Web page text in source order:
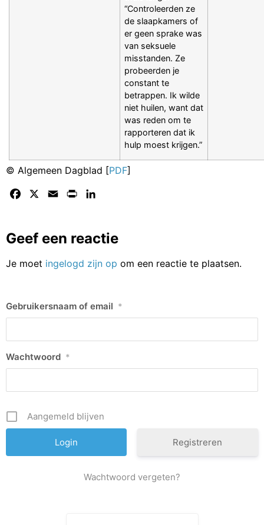
“Controleerden ze
de slaapkamers of
er geen sprake was
van seksuele
misstanden. Ze
probeerden je
constant te
betrappen. Ik wilde
niet huilen, want dat
was reden om te
rapporteren dat ik
hulp moest krijgen.”
© Algemeen Dagblad [PDF]
Facebook Email Print
Geef een reactie
Je moet ingelogd zijn op om een reactie te plaatsen.
Gebruikersnaam of email *
Wachtwoord *
Aangemeld blijven
Registreren
Wachtwoord vergeten?